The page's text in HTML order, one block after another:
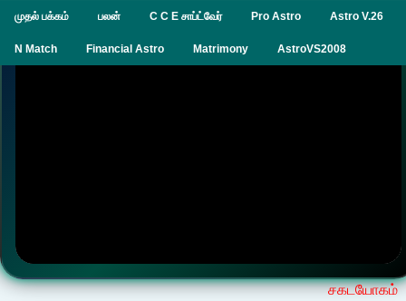
முதல் பக்கம் பலன் C C E சாப்ட்வேர் Pro Astro Astro V.26
N Match Financial Astro Matrimony AstroVS2008
சகடயோகம்